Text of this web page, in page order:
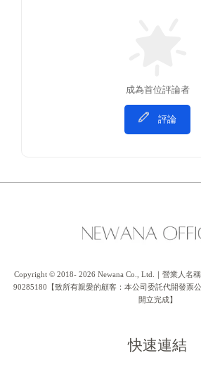
成為首位評論者
評論
Copyright © 2018- 2026 Newana Co., Ltd.｜營業人名
90285180【致所有親愛的顧客：本公司委託代開發票
開立完成】
快速連結